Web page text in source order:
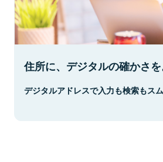
住所に、デジタルの確かさを
デジタルアドレスで入力も検索もスム